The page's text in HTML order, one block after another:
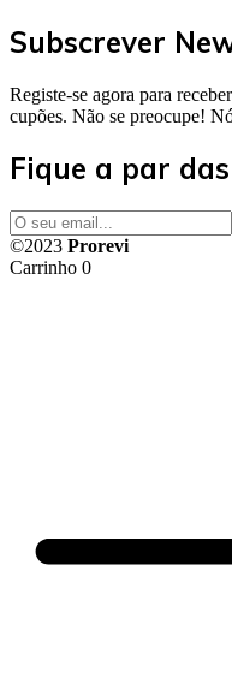
Subscrever
Registe-se agora para
cupões. Não se preocupe!
Fique a par
©2023 Prorevi
Carrinho 0